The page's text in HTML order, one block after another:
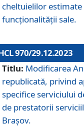
cheltuielilor
funcționalității sale.
970/29.12.2023
Titlu: Modificarea
republicată, privind
specifice serviciului
de prestatorii
Brașov.